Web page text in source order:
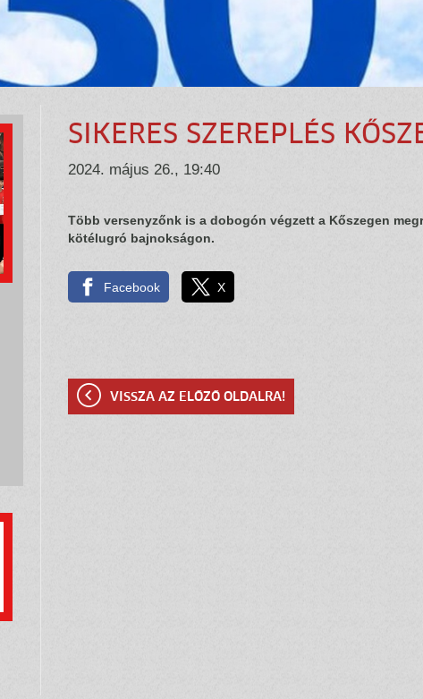
SIKERES SZEREPLÉS
2024. május 26., 19:40
Több versenyzőnk is a dobogón végzett a Kőszegen
kötélugró bajnokságon.
Facebook X
VISSZA AZ ELŐZŐ OLDALRA!